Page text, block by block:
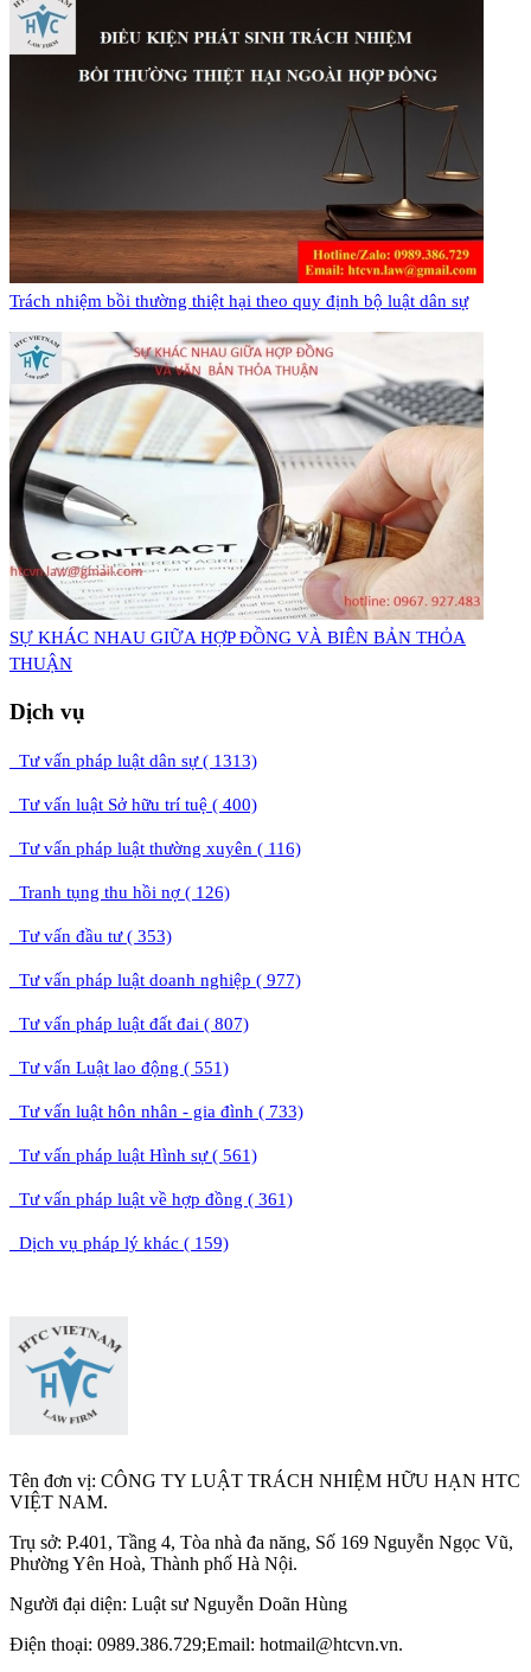
Trách nhiệm bồi thường thiệt hại theo quy định bộ luật dân sự
​SỰ KHÁC NHAU GIỮA HỢP ĐỒNG VÀ BIÊN BẢN THỎA
THUẬN
Dịch vụ
Tư vấn pháp luật dân sự ( 1313)
Tư vấn luật Sở hữu trí tuệ ( 400)
Tư vấn pháp luật thường xuyên ( 116)
Tranh tụng thu hồi nợ ( 126)
Tư vấn đầu tư ( 353)
Tư vấn pháp luật doanh nghiệp ( 977)
Tư vấn pháp luật đất đai ( 807)
Tư vấn Luật lao động ( 551)
Tư vấn luật hôn nhân - gia đình ( 733)
Tư vấn pháp luật Hình sự ( 561)
Tư vấn pháp luật về hợp đồng ( 361)
Dịch vụ pháp lý khác ( 159)
Tên đơn vị: CÔNG TY LUẬT TRÁCH NHIỆM HỮU HẠN HTC
VIỆT NAM.
Trụ sở: P.401, Tầng 4, Tòa nhà đa năng, Số 169 Nguyễn Ngọc Vũ,
Phường Yên Hoà, Thành phố Hà Nội.
Người đại diện: Luật sư Nguyễn Doãn Hùng
Điện thoại: 0989.386.729;Email: hotmail@htcvn.vn.